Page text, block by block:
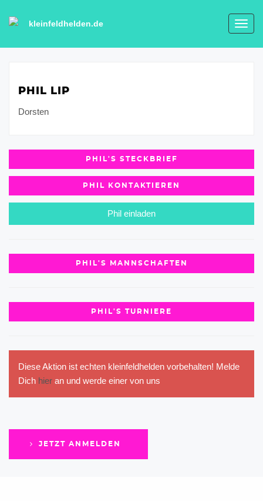
kleinfeldhelden.de
PHIL LIP
Dorsten
PHIL'S STECKBRIEF
PHIL KONTAKTIEREN
Phil einladen
PHIL'S MANNSCHAFTEN
PHIL'S TURNIERE
Diese Aktion ist echten kleinfeldhelden vorbehalten! Melde
Dich hier an und werde einer von uns
JETZT ANMELDEN